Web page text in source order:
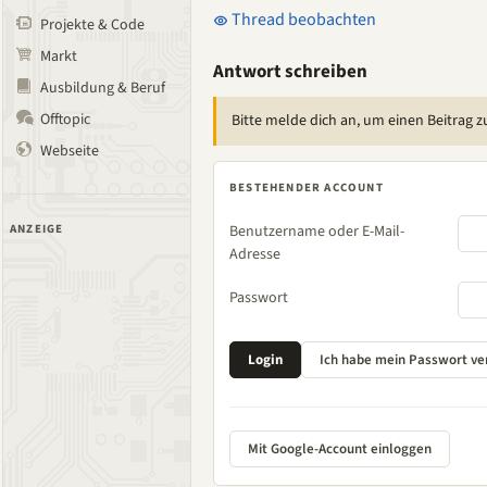
Projekte & Code
Markt
Ausbildung & Beruf
Offtopic
Webseite
ANZEIGE
Thread beobachten
Antwort schreiben
Bitte melde dich an, um einen Beitrag
BESTEHENDER ACCOUNT
Benutzername oder E-Mail-
Adresse
Passwort
Mit Google-Account einloggen